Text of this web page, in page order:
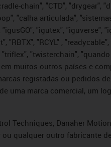
chain", "CTD", "drygear",
"calha articulada",
"igutex", "iguverse",
"RCYL" , "readycable",
"twisterchain",
muitos outros países e
registadas ou pedidos
uma marca comercial, um
Techniques, Danaher Motion,
ou qualquer outro fabricante